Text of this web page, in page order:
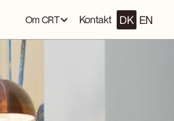
Om CRT Kontakt DK EN